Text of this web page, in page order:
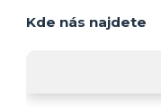
Kde nás najdete